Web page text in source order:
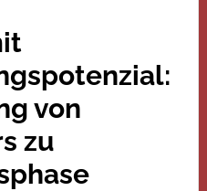
von
zu